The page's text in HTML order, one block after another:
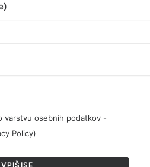
varstvu osebnih podatkov -
Policy)